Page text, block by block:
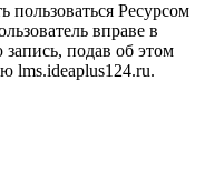
пользоваться Ресурсом
вправе в
подав об этом
lms.ideaplus124.ru.